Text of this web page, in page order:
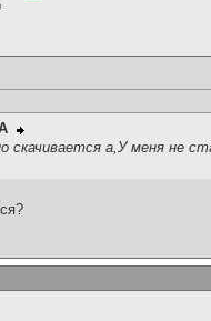
скачивается а,У меня